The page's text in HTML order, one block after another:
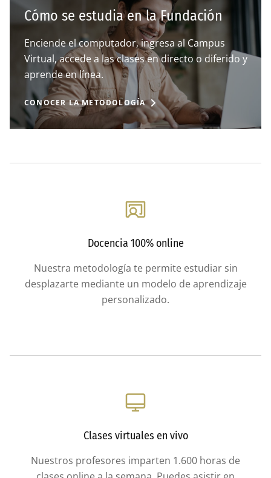
Cómo se estudia en la Fundación
Enciende el computador, ingresa al Campus
Virtual, accede a las clases en directo o diferido y
aprende en línea.
CONOCER LA METODOLOGÍA
Docencia 100% online
Nuestra metodología te permite estudiar sin
desplazarte mediante un modelo de aprendizaje
personalizado.
Clases virtuales en vivo
Nuestros profesores imparten 1.600 horas de